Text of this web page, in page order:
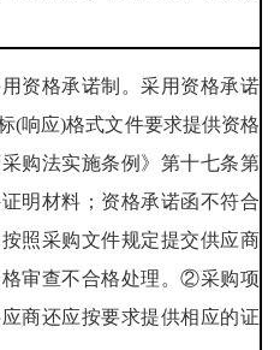
资格承诺制。采用资格承诺
(响应)格式文件要求提供资格
购法实施条例》第十七条第
明材料；资格承诺函不符合
照采购文件规定提交供应商
审查不合格处理。②采购项
商还应按要求提供相应的证